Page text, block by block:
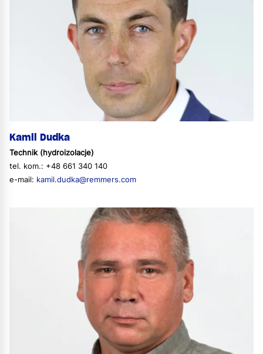
Kamil Dudka
Technik (hydroizolacje)
tel. kom.: +48 661 340 140
e-mail: kamil.dudka@remmers.com